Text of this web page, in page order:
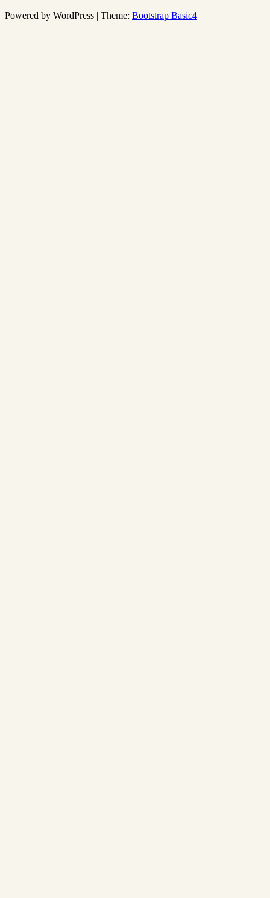
Powered by WordPress | Theme: Bootstrap Basic4